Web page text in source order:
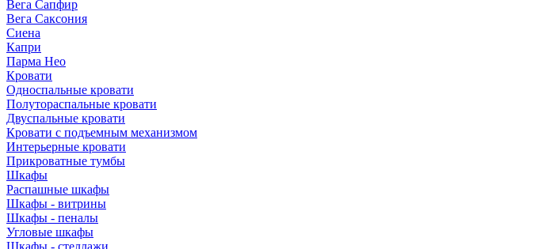
Вега Сапфир
Вега Саксония
Сиена
Капри
Парма Нео
Кровати
Односпальные кровати
Полутораспальные кровати
Двуспальные кровати
Кровати с подъемным механизмом
Интерьерные кровати
Прикроватные тумбы
Шкафы
Распашные шкафы
Шкафы - витрины
Шкафы - пеналы
Угловые шкафы
Шкафы - стеллажи